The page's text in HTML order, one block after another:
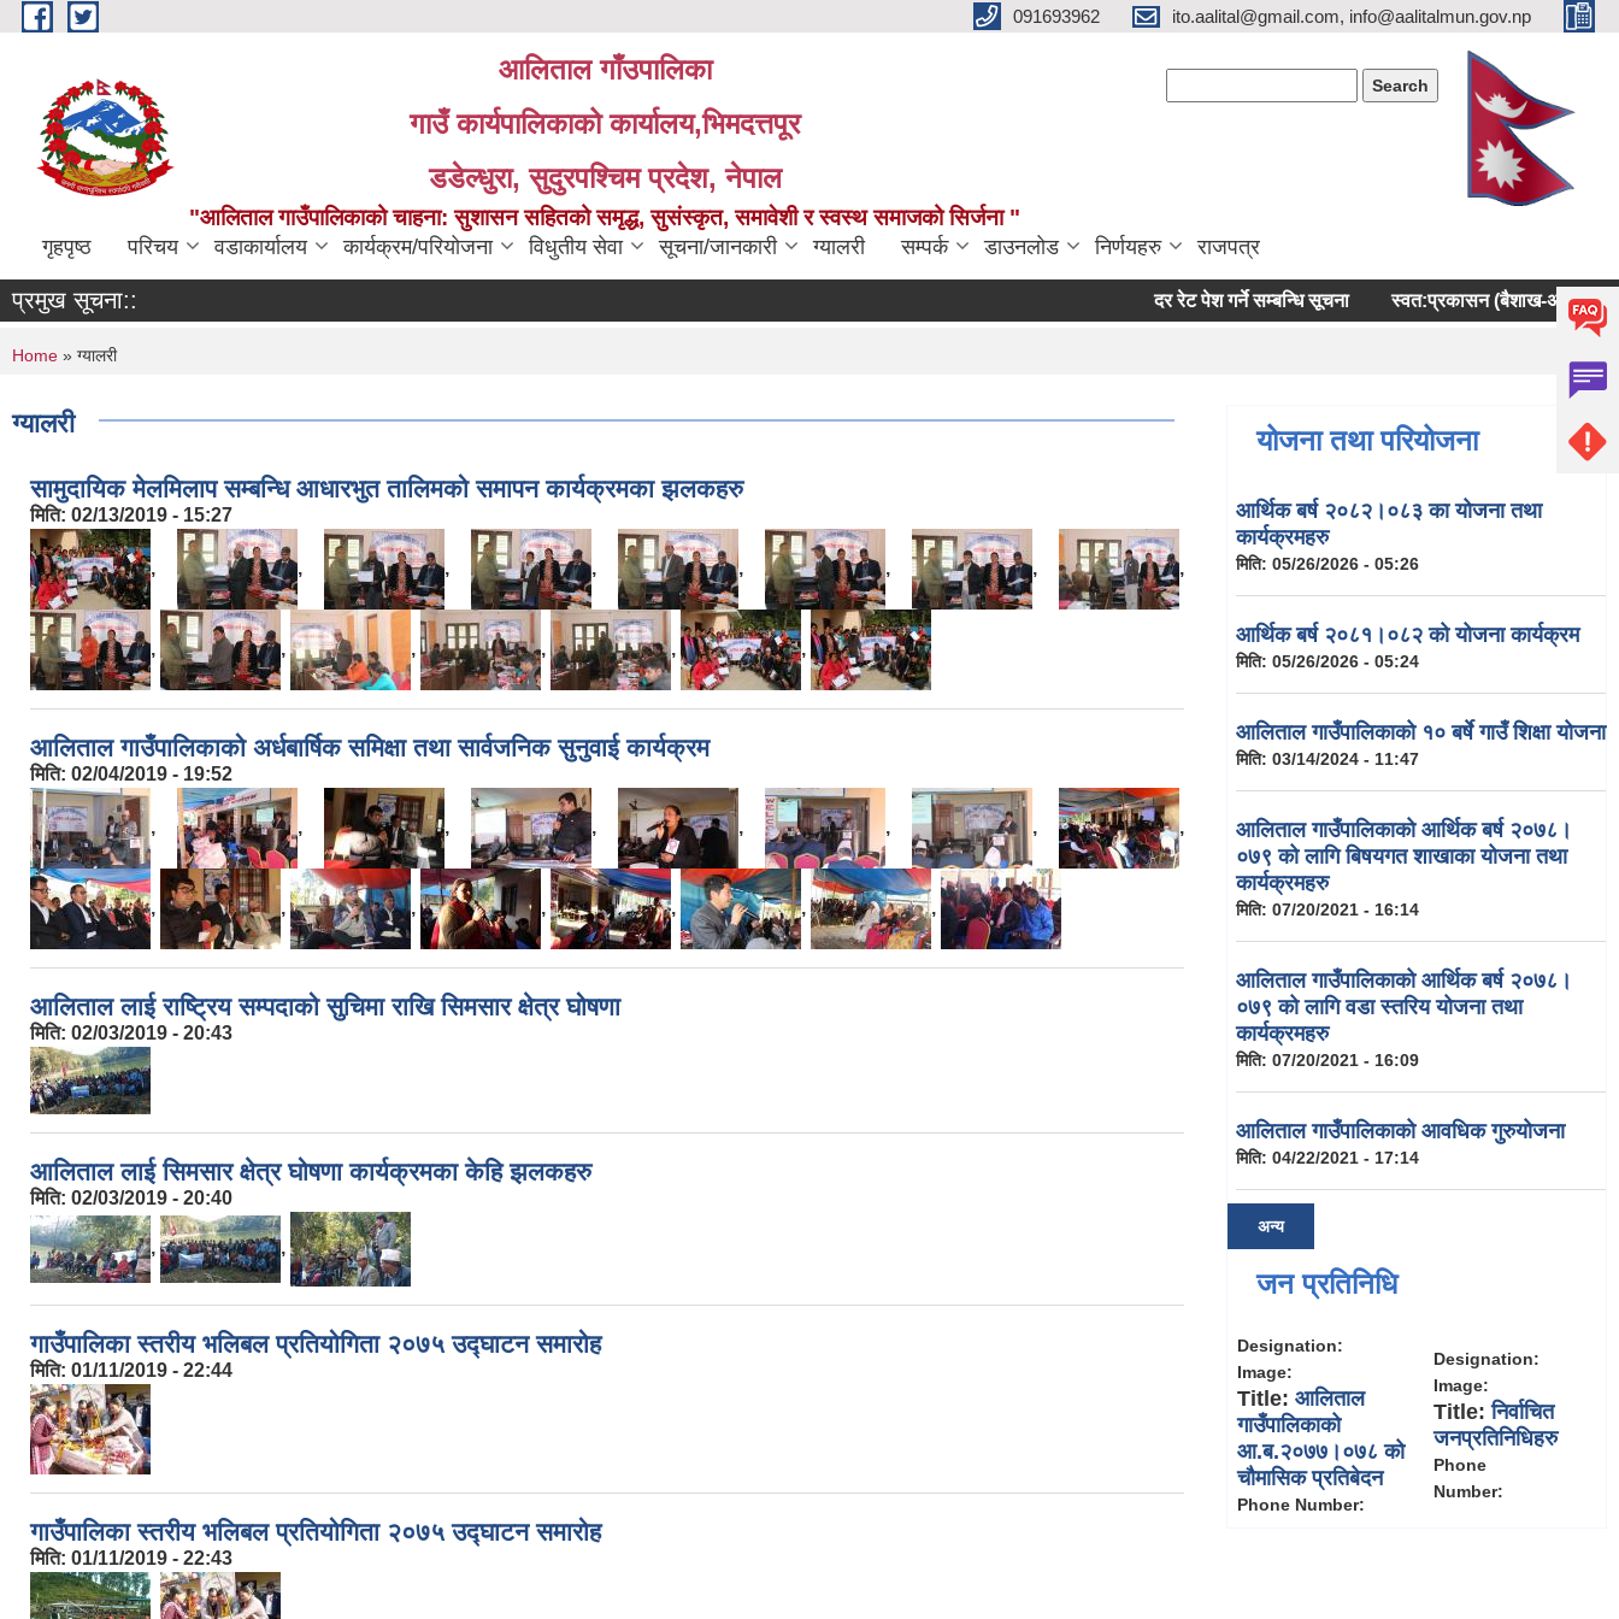
Skip to main content 091693962 ito.aalital@gmail.com, info@aalitalmun.gov.np
आलिताल गाँउपालिका
गाउँ कार्यपालिकाको कार्यालय,भिमदत्तपूर
डडेल्धुरा, सुदुरपश्चिम प्रदेश, नेपाल
"आलिताल गाउँपालिकाको चाहना: सुशासन सहितको समृद्ध, सुसंस्कृत, समावेशी र स्वस्थ समाजको सिर्जना "
गृहपृष्ठ परिचय वडाकार्यालय कार्यक्रम/परियोजना विधुतीय सेवा सूचना/जानकारी ग्यालरी सम्पर्क डाउनलोड निर्णयहरु राजपत्र
प्रमुख सूचना:: दर रेट पेश गर्ने सम्बन्धि सूचना स्वत:प्रकासन (बैशाख-अषाढ) २०८३
You are here
Home » ग्यालरी
ग्यालरी
सामुदायिक मेलमिलाप सम्बन्धि आधारभुत तालिमको समापन कार्यक्रमका झलकहरु
मिति: 02/13/2019 - 15:27
, , , , , , , ,
, , , , , ,
आलिताल गाउँपालिकाको अर्धबार्षिक समिक्षा तथा सार्वजनिक सुनुवाई कार्यक्रम
मिति: 02/04/2019 - 19:52
, , , , , , , ,
, , , , , , ,
आलिताल लाई राष्ट्रिय सम्पदाको सुचिमा राखि सिमसार क्षेत्र घोषणा
मिति: 02/03/2019 - 20:43
आलिताल लाई सिमसार क्षेत्र घोषणा कार्यक्रमका केहि झलकहरु
मिति: 02/03/2019 - 20:40
, ,
गाउँपालिका स्तरीय भलिबल प्रतियोगिता २०७५ उद्घाटन समारोह
मिति: 01/11/2019 - 22:44
गाउँपालिका स्तरीय भलिबल प्रतियोगिता २०७५ उद्घाटन समारोह
मिति: 01/11/2019 - 22:43
योजना तथा परियोजना
आर्थिक बर्ष २०८२।०८३ का योजना तथा
कार्यक्रमहरु
मिति: 05/26/2026 - 05:26
आर्थिक बर्ष २०८१।०८२ को योजना कार्यक्रम
मिति: 05/26/2026 - 05:24
आलिताल गाउँपालिकाको १० बर्षे गाउँ शिक्षा योजना
मिति: 03/14/2024 - 11:47
आलिताल गाउँपालिकाको आर्थिक बर्ष २०७८।
०७९ को लागि बिषयगत शाखाका योजना तथा
कार्यक्रमहरु
मिति: 07/20/2021 - 16:14
आलिताल गाउँपालिकाको आर्थिक बर्ष २०७८।
०७९ को लागि वडा स्तरिय योजना तथा
कार्यक्रमहरु
मिति: 07/20/2021 - 16:09
आलिताल गाउँपालिकाको आवधिक गुरुयोजना
मिति: 04/22/2021 - 17:14
अन्य
जन प्रतिनिधि
Designation:
Image:
Title: आलिताल
गाउँपालिकाको
आ.ब.२०७७।०७८ को
चौमासिक प्रतिबेदन
Phone Number:
Designation:
Image:
Title:निर्वाचित
जनप्रतिनिधिहरु
Phone
Number: